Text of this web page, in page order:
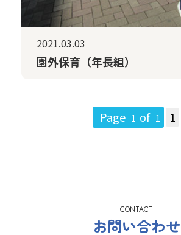
2021.03.03
園外保育（年長組）
Page 1 of 1 1
CONTACT
お問い合わせ